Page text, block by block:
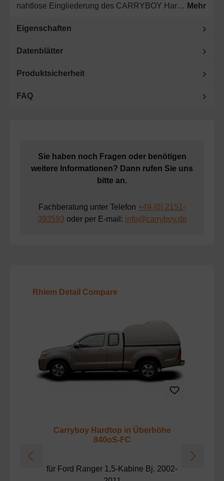
nahtlose Eingliederung des CARRYBOY Har… Mehr
Eigenschaften
Datenblätter
Produktsicherheit
FAQ
Sie haben noch Fragen oder benötigen
weitere Informationen? Dann rufen Sie uns
bitte an.
Fachberatung unter Telefon +49 (0) 2151-
393593 oder per E-mail: info@carryboy.de
Produktgalerie überspringen
Rhiem Detail Compare
Carryboy Hardtop in Überhöhe
840oS-FC
für Ford Ranger 1,5-Kabine Bj. 2002-